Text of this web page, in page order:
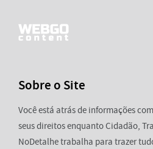
Sobre o Site
Você está atrás de informações
seus direitos enquanto Cidadão,
NoDetalhe trabalha para trazer